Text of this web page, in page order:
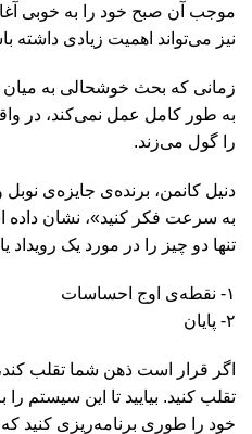
موجب آن صبح خود را به خوبی
نیز می‌تواند اهمیت زیادی داشته
زمانی که بحث خوشحالی به
به طور کامل عمل نمی‌کند، در
را گول می‌زند.
دنیل کانمن، برنده‌ی جایزه‌ی
به سرعت فکر کنید»، نشان
تنها دو چیز را در مورد یک رویداد
۱- نقطه‌ی اوج احساسات
۲- پایان
اگر قرار است ذهن شما تقلب کند،
تقلب کنید. بیایید تا این سیستم
خود را طوری برنامه‌ریزی کنید